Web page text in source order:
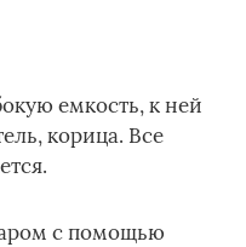
емкость, к ней
корица. Все
с помощью